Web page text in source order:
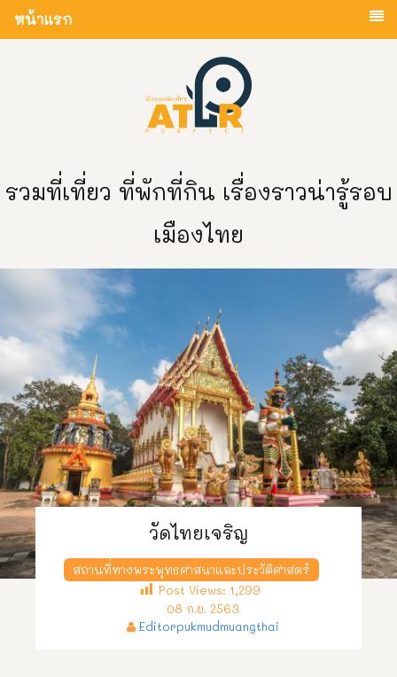
หน้าแรก
รวมที่เที่ยว ที่พักที่กิน เรื่องราวน่ารู้รอบ
เมืองไทย
วัดไทยเจริญ
สถานที่ทางพระพุทธศาสนาและประวัติศาสตร์
Post Views: 1,299
08 ก.ย. 2563
Editorpukmudmuangthai